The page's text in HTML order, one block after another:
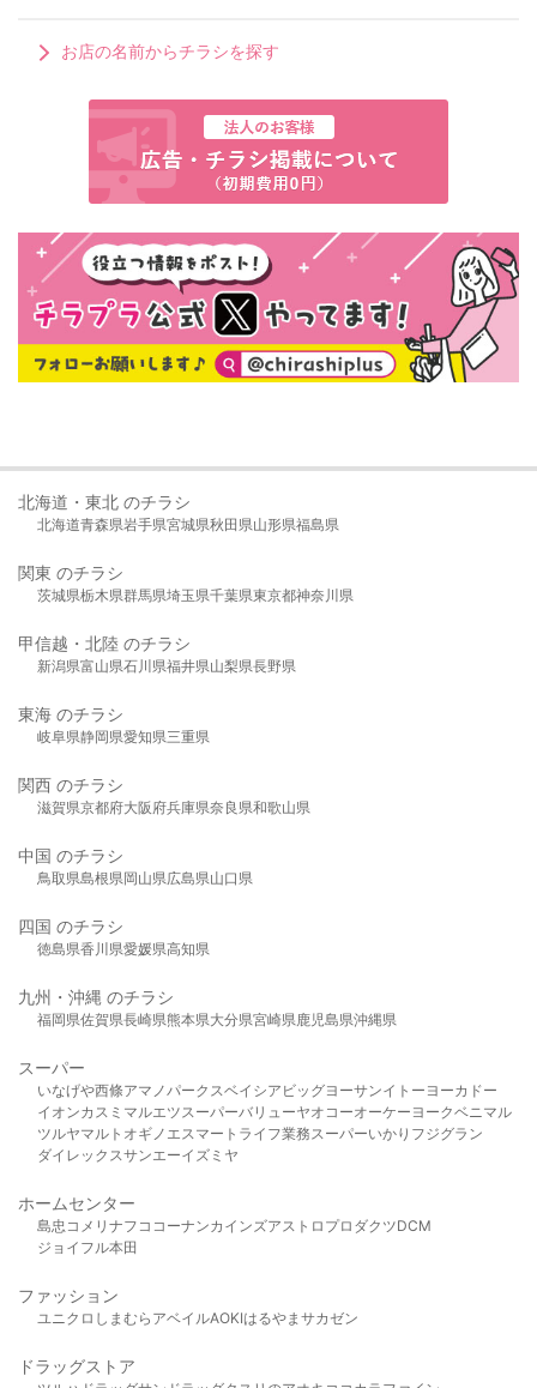
お店の名前からチラシを探す
北海道・東北 のチラシ
北海道青森県岩手県宮城県秋田県山形県福島県
関東 のチラシ
茨城県栃木県群馬県埼玉県千葉県東京都神奈川県
甲信越・北陸 のチラシ
新潟県富山県石川県福井県山梨県長野県
東海 のチラシ
岐阜県静岡県愛知県三重県
関西 のチラシ
滋賀県京都府大阪府兵庫県奈良県和歌山県
中国 のチラシ
鳥取県島根県岡山県広島県山口県
四国 のチラシ
徳島県香川県愛媛県高知県
九州・沖縄 のチラシ
福岡県佐賀県長崎県熊本県大分県宮崎県鹿児島県沖縄県
スーパー
いなげや西條アマノパークスベイシア ビッグヨーサンイトーヨーカドー
イオンカスミ マルエツスーパーバリューヤオコーオーケー ヨークベニマル
ツルヤマルト オギノ エスマート ライフ業務スーパーいかり フジグラン
ダイレックスサンエーイズミヤ
ホームセンター
島忠 コメリ ナフコ コーナンカインズアストロプロダクツDCM
ジョイフル本田
ファッション
ユニクロ しまむら アベイルAOKIはるやま サカゼン
ドラッグストア